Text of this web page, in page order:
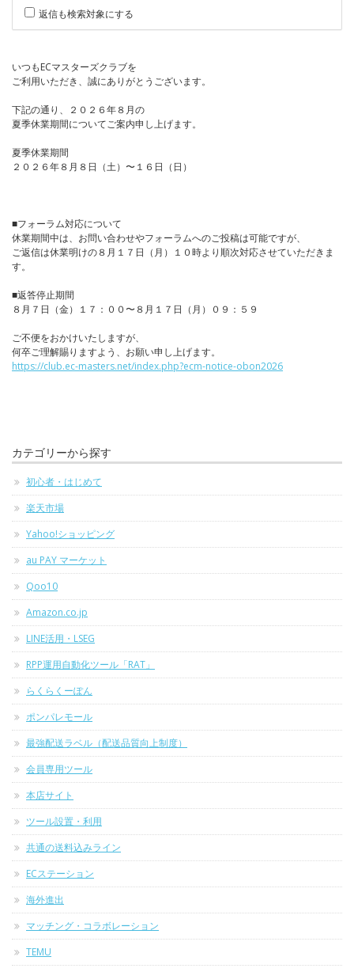
返信も検索対象にする
いつもECマスターズクラブを
ご利用いただき、誠にありがとうございます。
下記の通り、２０２６年８月の
夏季休業期間についてご案内申し上げます。
夏季休業期間
２０２６年８月８日（土）〜１６日（日）
■フォーラム対応について
休業期間中は、お問い合わせやフォーラムへのご投稿は可能ですが、
ご返信は休業明けの８月１７日（月）１０時より順次対応させていただきま
す。
■返答停止期間
８月７日（金）１７：００〜８月１７日（月）０９：５９
ご不便をおかけいたしますが、
何卒ご理解賜りますよう、お願い申し上げます。
https://club.ec-masters.net/index.php?ecm-notice-obon2026
カテゴリーから探す
初心者・はじめて
楽天市場
Yahoo!ショッピング
au PAY マーケット
Qoo10
Amazon.co.jp
LINE活用・LSEG
RPP運用自動化ツール「RAT」
らくらくーぽん
ポンパレモール
最強配送ラベル（配送品質向上制度）
会員専用ツール
本店サイト
ツール設置・利用
共通の送料込みライン
ECステーション
海外進出
マッチング・コラボレーション
TEMU